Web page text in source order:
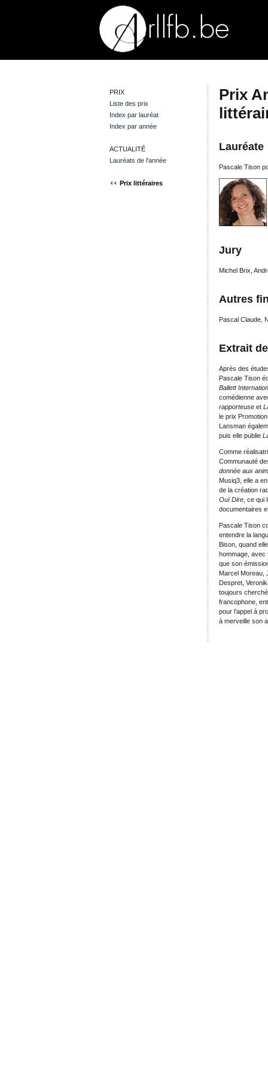
PRIX
Liste des prix
Index par lauréat
Index par année
ACTUALITÉ
Lauréats de l'année
Prix littéraires
Prix
Lauréate
Pascale Tison
Jury
Michel Brix,
Autres
Pascal Claude,
Extrait
Après des
Pascale Tison
Ballett
comédienne
rapporteuse et
le prix
Lansman
puis elle publie
Comme
Communauté
donnée aux
Musiq3, elle a
de la création
Ouï Dire, ce qui
documentaires
Pascale Tison
entendre la
Bison, quand
hommage, avec
que son
Marcel Moreau,
Despret,
toujours
francophone,
pour l’appel à
à merveille son